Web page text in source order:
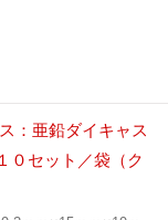
：亜鉛ダイキャス
０セット／袋（ク